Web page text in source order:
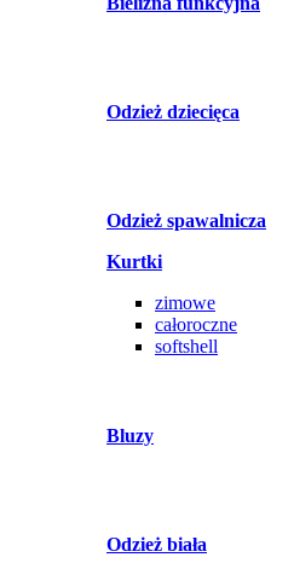
Odzież dziecięca
Odzież spawalnicza
Kurtki
zimowe
całoroczne
softshell
Bluzy
Odzież biała